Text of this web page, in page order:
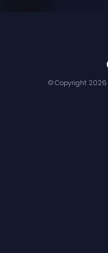
© Copyright 2026